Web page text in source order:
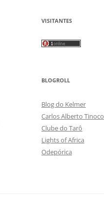
VISITANTES
BLOGROLL
Blog do Kelmer
Carlos Alberto Tinoco
Clube do Tarô
Lights of Africa
Odepórica